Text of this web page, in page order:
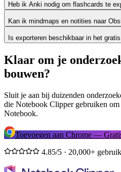
Heb ik Anki nodig om flashcards te
Kan ik mindmaps en notities naar
Is exporteren beschikbaar in het
Klaar om je
bouwen?
Sluit je aan bij duizenden
die Notebook Clipper gebruiken
Notebook.
Toevoegen aan Chrome —
4.85/5 · 20,000+